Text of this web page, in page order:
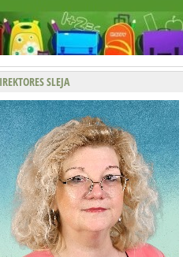
SLEJA